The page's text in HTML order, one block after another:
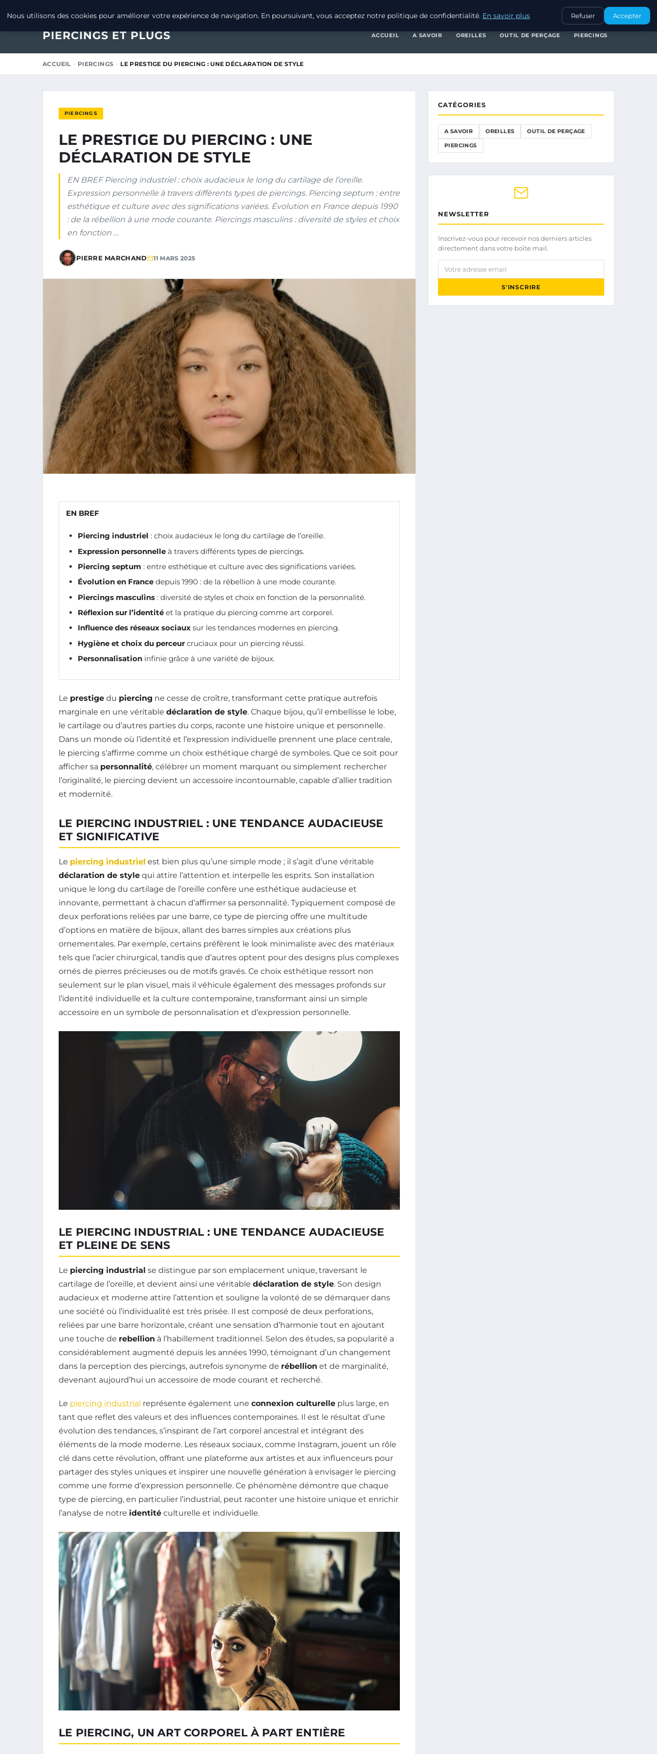
OUTIL DE PERÇAGEPIERCINGS
PIERCINGS ET PLUGS ACCUEIL A SAVOIR OREILLES OUTIL DE PERÇAGE PIERCINGS
ACCUEIL PIERCINGS LE PRESTIGE DU PIERCING : UNE DÉCLARATION DE STYLE
PIERCINGS
LE PRESTIGE DU PIERCING : UNE
DÉCLARATION DE STYLE
EN BREF Piercing industriel : choix audacieux le long du cartilage de l’oreille.
Expression personnelle à travers différents types de piercings. Piercing septum : entre
esthétique et culture avec des significations variées. Évolution en France depuis 1990
: de la rébellion à une mode courante. Piercings masculins : diversité de styles et choix
en fonction …
PIERRE MARCHAND 11 MARS 2025
EN BREF
Piercing industriel : choix audacieux le long du cartilage de l’oreille.
Expression personnelle à travers différents types de piercings.
Piercing septum : entre esthétique et culture avec des significations variées.
Évolution en France depuis 1990 : de la rébellion à une mode courante.
Piercings masculins : diversité de styles et choix en fonction de la personnalité.
Réflexion sur l’identité et la pratique du piercing comme art corporel.
Influence des réseaux sociaux sur les tendances modernes en piercing.
Hygiène et choix du perceur cruciaux pour un piercing réussi.
Personnalisation infinie grâce à une variété de bijoux.
Le prestige du piercing ne cesse de croître, transformant cette pratique autrefois
marginale en une véritable déclaration de style. Chaque bijou, qu’il embellisse le lobe,
le cartilage ou d’autres parties du corps, raconte une histoire unique et personnelle.
Dans un monde où l’identité et l’expression individuelle prennent une place centrale,
le piercing s’affirme comme un choix esthétique chargé de symboles. Que ce soit pour
afficher sa personnalité, célébrer un moment marquant ou simplement rechercher
l’originalité, le piercing devient un accessoire incontournable, capable d’allier tradition
et modernité.
LE PIERCING INDUSTRIEL : UNE TENDANCE AUDACIEUSE
ET SIGNIFICATIVE
Le piercing industriel est bien plus qu’une simple mode ; il s’agit d’une véritable
déclaration de style qui attire l’attention et interpelle les esprits. Son installation
unique le long du cartilage de l’oreille confère une esthétique audacieuse et
innovante, permettant à chacun d’affirmer sa personnalité. Typiquement composé de
deux perforations reliées par une barre, ce type de piercing offre une multitude
d’options en matière de bijoux, allant des barres simples aux créations plus
ornementales. Par exemple, certains préfèrent le look minimaliste avec des matériaux
tels que l’acier chirurgical, tandis que d’autres optent pour des designs plus complexes
ornés de pierres précieuses ou de motifs gravés. Ce choix esthétique ressort non
seulement sur le plan visuel, mais il véhicule également des messages profonds sur
l’identité individuelle et la culture contemporaine, transformant ainsi un simple
accessoire en un symbole de personnalisation et d’expression personnelle.
LE PIERCING INDUSTRIAL : UNE TENDANCE AUDACIEUSE
ET PLEINE DE SENS
Le piercing industrial se distingue par son emplacement unique, traversant le
cartilage de l’oreille, et devient ainsi une véritable déclaration de style. Son design
audacieux et moderne attire l’attention et souligne la volonté de se démarquer dans
une société où l’individualité est très prisée. Il est composé de deux perforations,
reliées par une barre horizontale, créant une sensation d’harmonie tout en ajoutant
une touche de rebellion à l’habillement traditionnel. Selon des études, sa popularité a
considérablement augmenté depuis les années 1990, témoignant d’un changement
dans la perception des piercings, autrefois synonyme de rébellion et de marginalité,
devenant aujourd’hui un accessoire de mode courant et recherché.
Le piercing industrial représente également une connexion culturelle plus large, en
tant que reflet des valeurs et des influences contemporaines. Il est le résultat d’une
évolution des tendances, s’inspirant de l’art corporel ancestral et intégrant des
éléments de la mode moderne. Les réseaux sociaux, comme Instagram, jouent un rôle
clé dans cette révolution, offrant une plateforme aux artistes et aux influenceurs pour
partager des styles uniques et inspirer une nouvelle génération à envisager le piercing
comme une forme d’expression personnelle. Ce phénomène démontre que chaque
type de piercing, en particulier l’industrial, peut raconter une histoire unique et enrichir
l’analyse de notre identité culturelle et individuelle.
LE PIERCING, UN ART CORPOREL À PART ENTIÈRE
CATÉGORIES
A SAVOIR OREILLES OUTIL DE PERÇAGE
PIERCINGS
NEWSLETTER
Inscrivez-vous pour recevoir nos derniers articles
directement dans votre boîte mail.
Votre adresse email
S'INSCRIRE
Nous utilisons des cookies pour améliorer votre expérience de navigation. En poursuivant, vous acceptez notre politique de confidentialité. En savoir plus Refuser Accepter